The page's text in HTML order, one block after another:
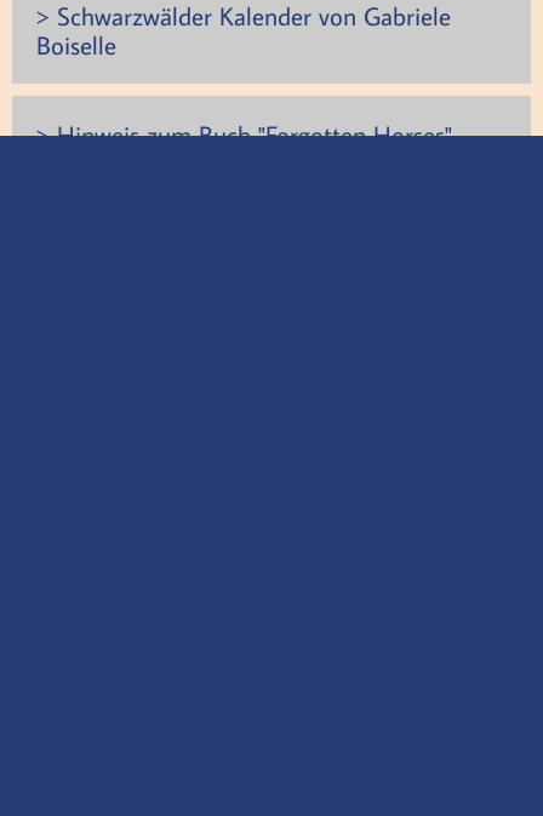
> Schwarzwälder Kalender von Gabriele
Boiselle
> Hinweis zum Buch "Forgotten Horses"